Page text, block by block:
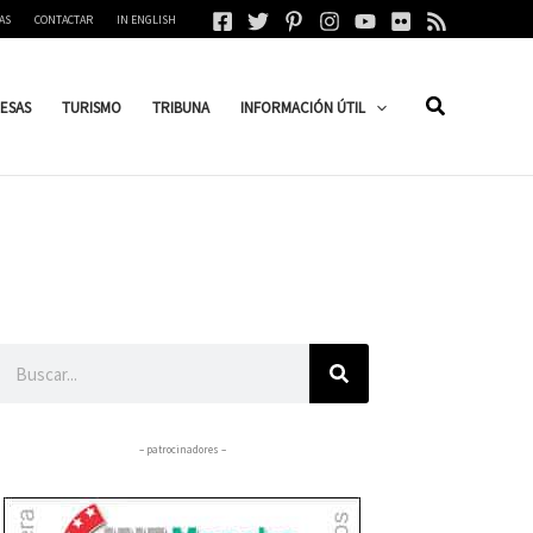
CONTACTAR IN ENGLISH
TURISMO TRIBUNA INFORMACIÓN ÚTIL
– patrocinadores –